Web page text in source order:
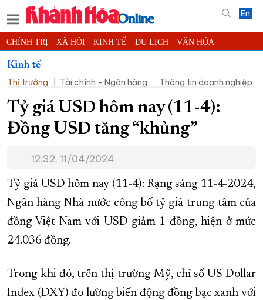
En
CHÍNH TRỊ XÃ HỘI KINH TẾ DU LỊCH VĂN HÓA
THỂ THAO
KHOA HỌC - CÔNG NGHỆ PHÁP LUẬT BẠN ĐỌC PHÓNG SỰ
THẾ GIỚI MULTIMEDIA VIDEO ĐỌC BÁO ONLINE
PODCAST THÔNG TIN - QUẢNG CÁO
TRƯỜNG SA BIỂN ĐẢO QUÊ HƯƠNG
CHUNG TAY CẢI CÁCH HÀNH CHÍNH
XÂY DỰNG NÔNG THÔN MỚI LỊCH CẮT ĐIỆN
TÀU - XE - MÁY BAY
KỶ NIỆM 370 NĂM XÂY DỰNG VÀ PHÁT TRIỂN TỈNH KHÁNH HÒA
XÂY DỰNG KHÁNH HÒA TRỞ THÀNH THÀNH PHỐ TRỰC THUỘC
Kinh tế
Thị trường
Tài chính - Ngân hàng Thông tin doanh nghiệp
Tỷ giá USD hôm nay (11-4):
Đồng USD tăng “khủng”
12:32, 11/04/2024
Tỷ giá USD hôm nay (11-4): Rạng sáng 11-4-2024,
Ngân hàng Nhà nước công bố tỷ giá trung tâm của
đồng Việt Nam với USD giảm 1 đồng, hiện ở mức
24.036 đồng.
Trong khi đó, trên thị trường Mỹ, chỉ số US Dollar
Index (DXY) đo lường biến động đồng bạc xanh với